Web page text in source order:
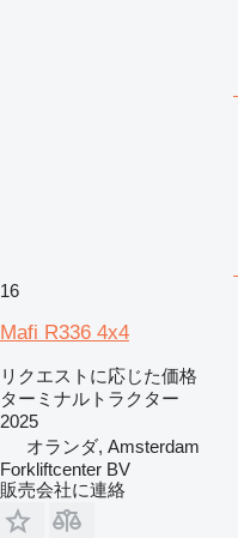
16
Mafi R336 4x4
リクエストに応じた価格
ターミナルトラクター
2025
オランダ, Amsterdam
Forkliftcenter BV
販売会社に連絡